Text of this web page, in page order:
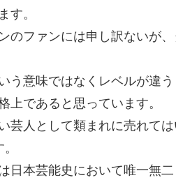
す。
のファンには申し訳ないが
う意味ではなくレベルが違
上であると思っています。
芸人として類まれに売れて
日本芸能史において唯一無